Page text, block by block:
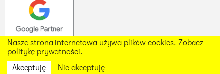
Nasza strona internetowa używa plików cookies. Zobacz
politykę prywatności.
Akceptuję
Nie akceptuję
Nasza strona internetowa używa plików cookies. Zobacz
politykę prywatności.
Akceptuję
Nie akceptuję